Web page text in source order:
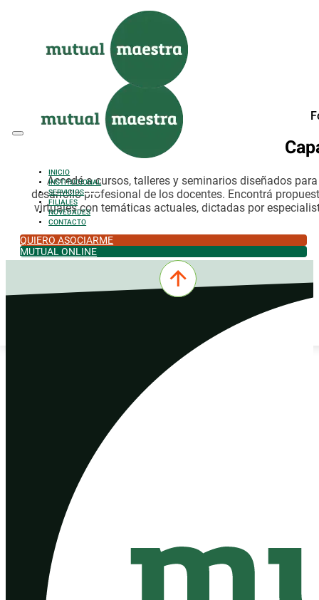
Saltar al pie de página
INICIO
INSTITUCIONAL
SERVICIOS
FILIALES
NOVEDADES
CONTACTO
QUIERO ASOCIARME
MUTUAL ONLINE
Accedé a cursos, talleres y seminarios diseñados
desarrollo profesional de los docentes. Encontrá
virtuales con temáticas actuales, dictadas por